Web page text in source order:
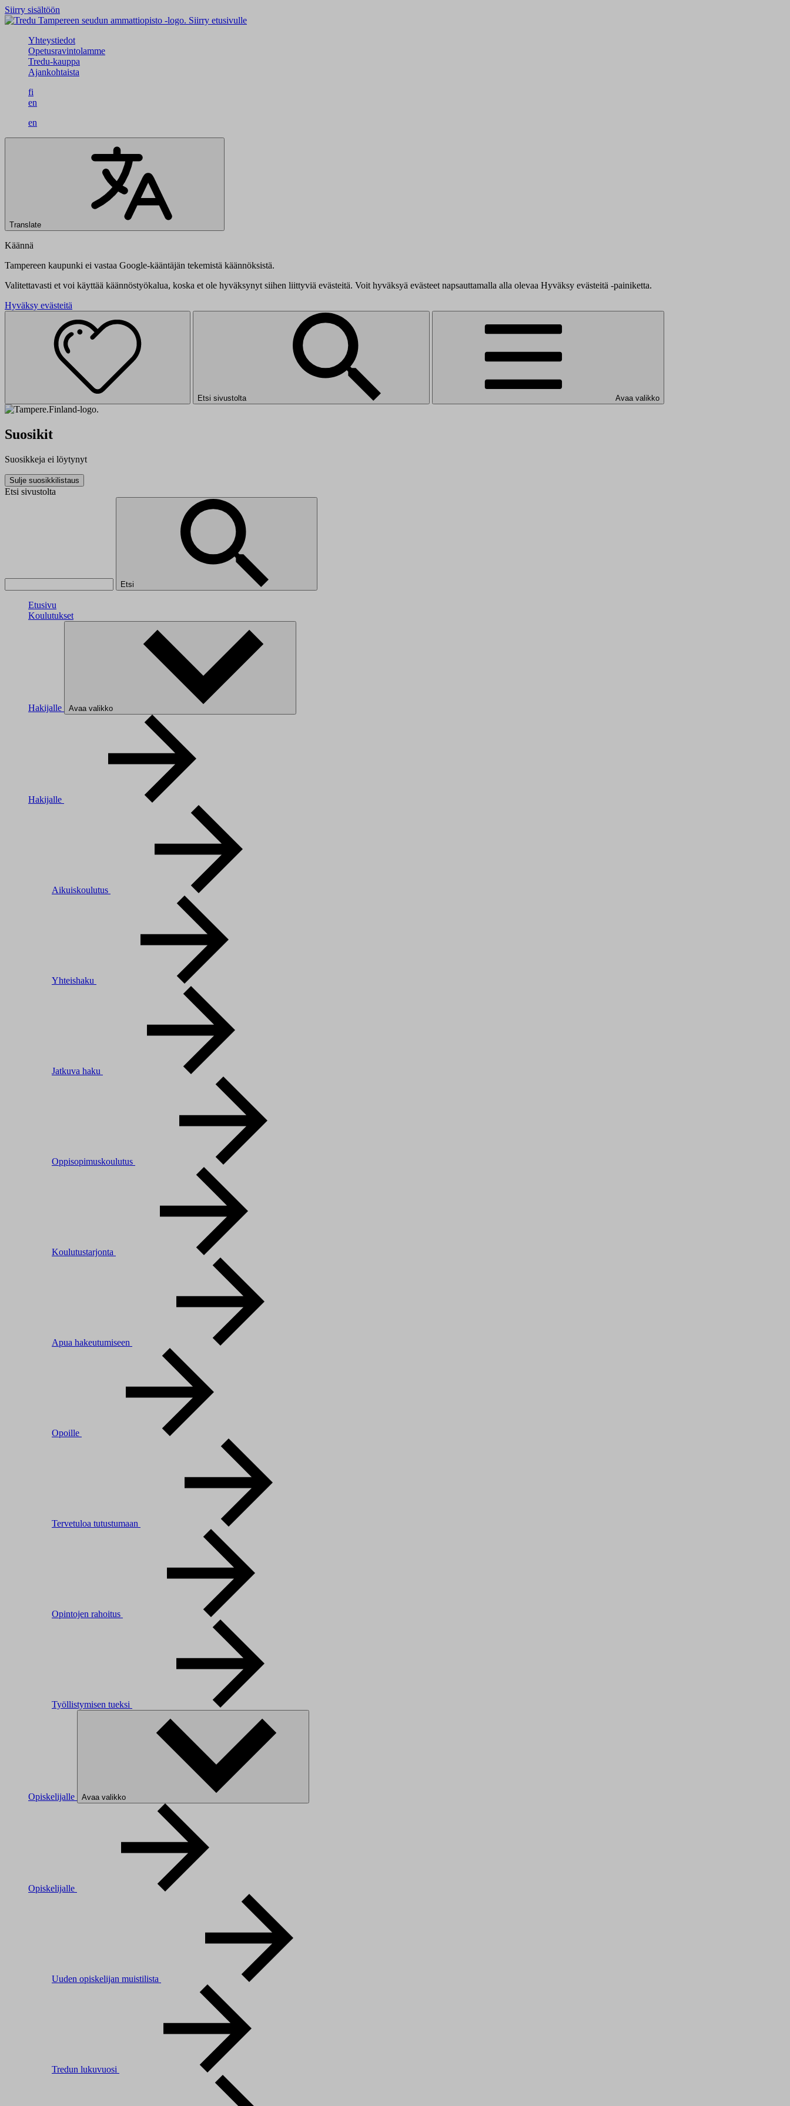
Siirry sisältöön
Siirry etusivulle
Yhteystiedot
Opetusravintolamme
Tredu-kauppa
Ajankohtaista
fi
en
en
Translate
Käännä
Tampereen kaupunki ei vastaa Google-kääntäjän tekemistä käännöksistä.
Valitettavasti et voi käyttää käännöstyökalua, koska et ole hyväksynyt siihen liittyviä evästeitä. Voit hyväksyä evästeet napsauttamalla alla olevaa Hyväksy evästeitä -painiketta.
Hyväksy evästeitä
Etsi sivustolta Avaa valikko
Suosikit
Suosikkeja ei löytynyt
Sulje suosikkilistaus
Etsi sivustolta
Etsi
Etusivu
Koulutukset
Hakijalle Avaa valikko
Hakijalle
Aikuiskoulutus
Yhteishaku
Jatkuva haku
Oppisopimuskoulutus
Koulutustarjonta
Apua hakeutumiseen
Opoille
Tervetuloa tutustumaan
Opintojen rahoitus
Työllistymisen tueksi
Opiskelijalle Avaa valikko
Opiskelijalle
Uuden opiskelijan muistilista
Tredun lukuvuosi